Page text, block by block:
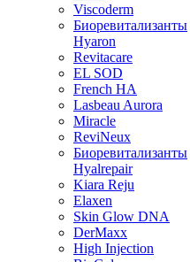
Viscoderm
Биоревитализанты
Hyaron
Revitacare
EL SOD
French HA
Lasbeau Aurora
Miracle
ReviNeux
Биоревитализанты
Hyalrepair
Kiara Reju
Elaxen
Skin Glow DNA
DerMaxx
High Injection